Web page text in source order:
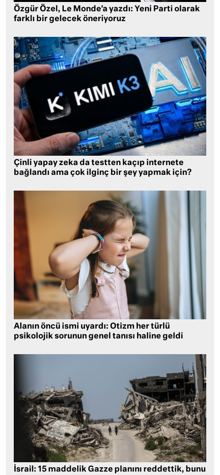
Özgür Özel, Le Monde’a yazdı: Yeni Parti olarak
farklı bir gelecek öneriyoruz
Çinli yapay zeka da testten kaçıp internete
bağlandı ama çok ilginç bir şey yapmak için?
Alanın öncü ismi uyardı: Otizm her türlü
psikolojik sorunun genel tanısı haline geldi
İsrail: 15 maddelik Gazze planını reddettik, bunu